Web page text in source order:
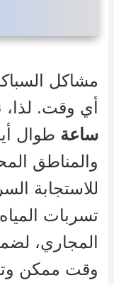
مشاكل
أي وقت. لذا،
ساعة طوال
والمناطق
للاستجابة
تسربات
المجاري،
وقت ممكن